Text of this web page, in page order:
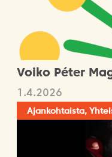
Voiko Péter
1.4.2026
Ajankohtaista,